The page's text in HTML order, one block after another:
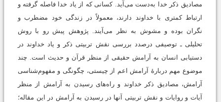
مصادیق ذکر خدا به‌دست می‌آید. کسانی که از یاد خدا فاصله گرفته‌ و
ارتباط کمتری با خداوند دارند، معمولاً در زندگی خود مضطرب و
نگران بوده و مشوش به نظر می‌آیند. پژوهش پیش رو با روش
تحلیلی ـ توصیفی درصدد بررسی نقش تربیتی ذکر و یاد خداوند در
دستیابی انسان به آرامش حقیقی از منظر قرآن و حدیث است. چند
موضوع مهم دربارۀ آرامش اعم از چیستی، چگونگی و مفهوم‌شناسی
آرامش، مصادیق ذکر خداوند و راه‌های رسیدن به آرامش از منظر
آیات و روایات و نقش تربیتی آنها در رسیدن به آرامش در این مقاله؛